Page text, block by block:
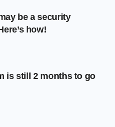
be a security
how!
is still 2 months to go